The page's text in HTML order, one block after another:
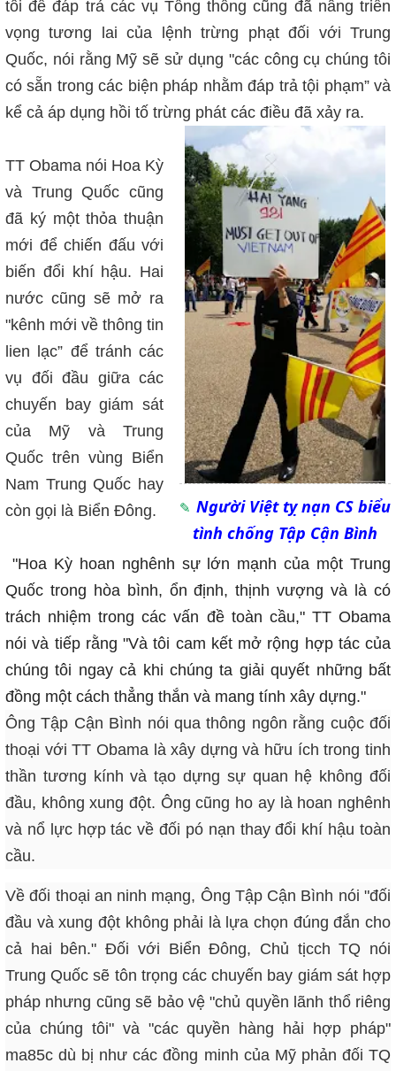
tôi để đáp trả các vụ Tổng thống cũng đã nâng triển
vọng tương lai của lệnh trừng phạt đối với Trung
Quốc, nói rằng Mỹ sẽ sử dụng "các công cụ chúng tôi
có sẵn trong các biện pháp nhằm đáp trả tội phạm” và
kể cả áp dụng hồi tố trừng phát các điều đã xảy ra.
Người Việt tỵ nạn CS biểu
tình chống Tập Cận Bình
TT Obama nói Hoa Kỳ
và Trung Quốc cũng
đã ký một thỏa thuận
mới để chiến đấu với
biến đổi khí hậu. Hai
nước cũng sẽ mở ra
"kênh mới về thông tin
lien lạc” để tránh các
vụ đối đầu giữa các
chuyến bay giám sát
của Mỹ và Trung
Quốc trên vùng Biển
Nam Trung Quốc hay
còn gọi là Biển Đông.
"Hoa Kỳ hoan nghênh sự lớn mạnh của một Trung
Quốc trong hòa bình, ổn định, thịnh vượng và là có
trách nhiệm trong các vấn đề toàn cầu," TT Obama
nói và tiếp rằng "Và tôi cam kết mở rộng hợp tác của
chúng tôi ngay cả khi chúng ta giải quyết những bất
đồng một cách thẳng thắn và mang tính xây dựng."
Ông Tập Cận Bình nói qua thông ngôn rằng cuộc đối
thoại với TT Obama là xây dựng và hữu ích trong tinh
thần tương kính và tạo dựng sự quan hệ không đối
đầu, không xung đột. Ông cũng ho ay là hoan nghênh
và nổ lực hợp tác về đối pó nạn thay đổi khí hậu toàn
cầu.
Về đối thoại an ninh mạng, Ông Tập Cận Bình nói "đối
đầu và xung đột không phải là lựa chọn đúng đắn cho
cả hai bên." Đối với Biển Đông, Chủ tịcch TQ nói
Trung Quốc sẽ tôn trọng các chuyến bay giám sát hợp
pháp nhưng cũng sẽ bảo vệ "chủ quyền lãnh thổ riêng
của chúng tôi" và "các quyền hàng hải hợp pháp"
ma85c dù bị như các đồng minh của Mỹ phản đối TQ